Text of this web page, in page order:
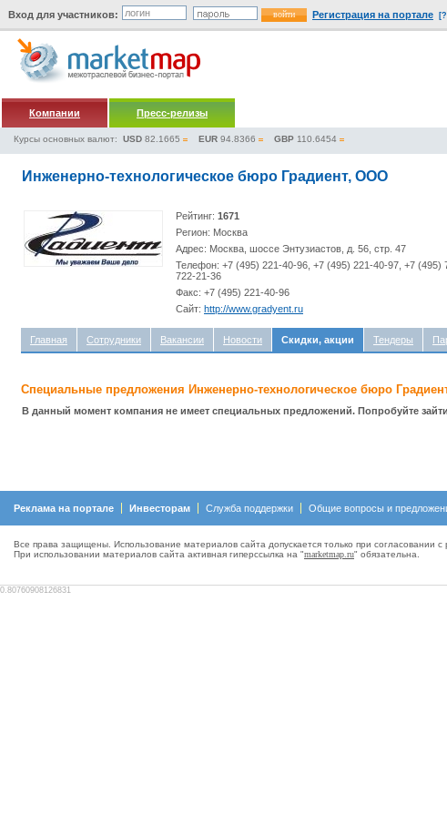
Вход для участников: Регистрация на портале
Компании Пресс-релизы
Курсы основных валют: USD 82.1665 EUR 94.8366 GBP 110.6454
Инженерно-технологическое бюро Градиент, ООО
Рейтинг: 1671
Регион: Москва
Адрес: Москва, шоссе Энтузиастов, д. 56, стр. 47
Телефон: +7 (495) 221-40-96, +7 (495) 221-40-97, +7 (495)
722-21-36
Факс: +7 (495) 221-40-96
Сайт: http://www.gradyent.ru
Главная Сотрудники Вакансии Новости Скидки, акции Тендеры
Специальные предложения Инженерно-технологическое бюро
В данный момент компания не имеет специальных предложений. Попробуйте
Реклама на портале Инвесторам Служба поддержки Общие вопросы и
Все права защищены. Использование материалов сайта допускается только при согласовании с
При использовании материалов сайта активная гиперсcылка на "marketmap.ru" обязательна.
0.80760908126831